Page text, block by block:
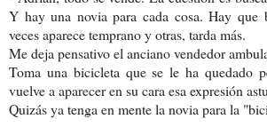
Y hay una novia para cada cosa. Hay que
veces aparece temprano y otras, tarda más.
Me deja pensativo el anciano vendedor
Toma una bicicleta que se le ha quedado
vuelve a aparecer en su cara esa expresión
Quizás ya tenga en mente la novia para la